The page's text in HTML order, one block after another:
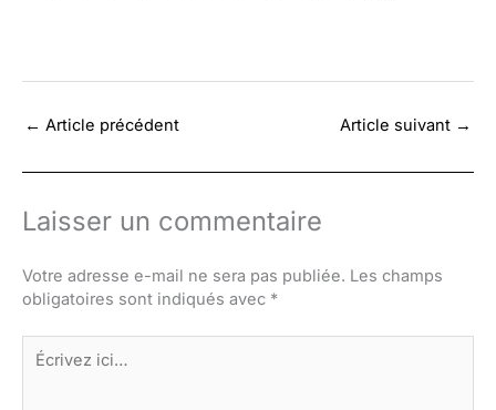
← Article précédent Article suivant →
Laisser un commentaire
Votre adresse e-mail ne sera pas publiée. Les champs
obligatoires sont indiqués avec *
Écrivez
ici…